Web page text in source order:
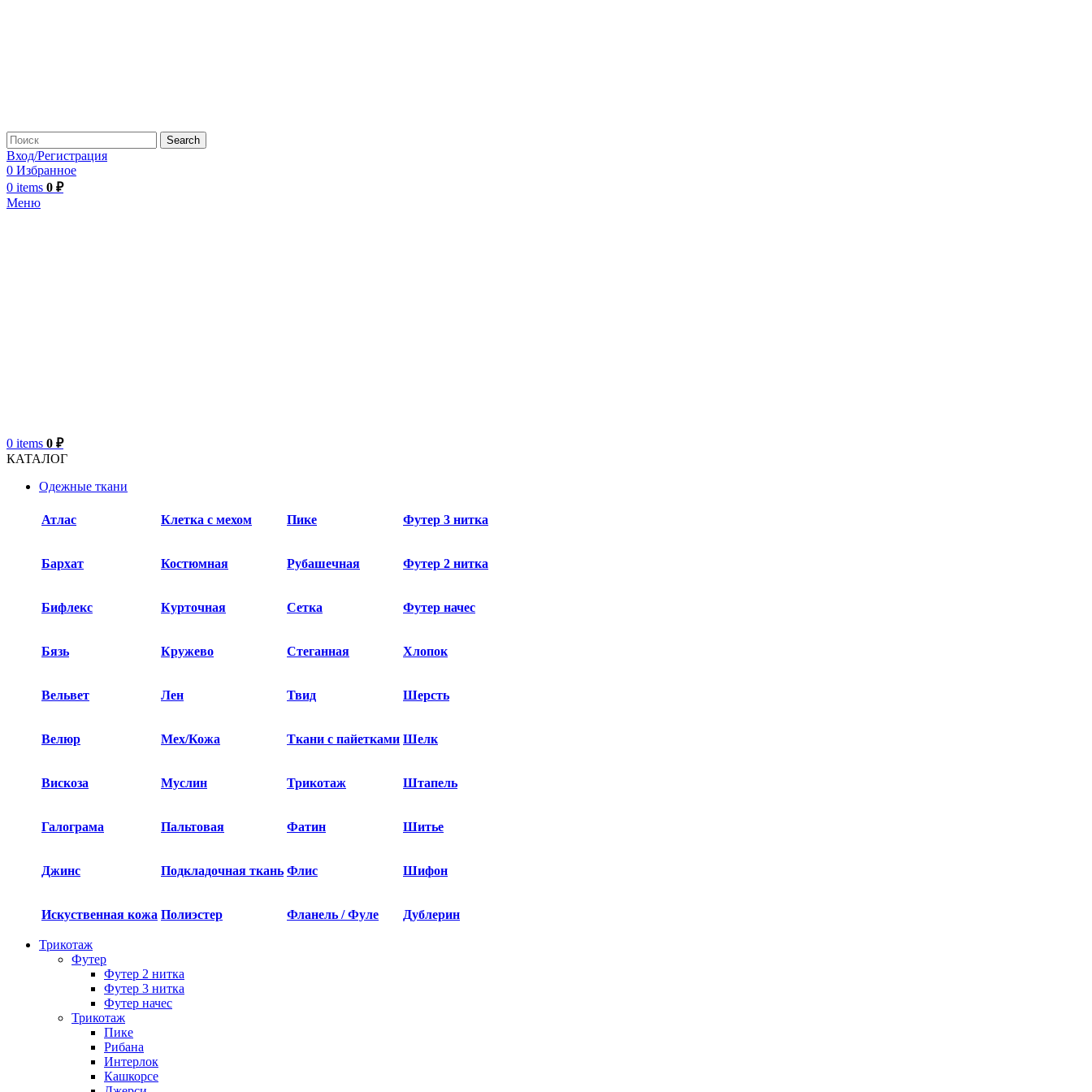
Search
Вход/Регистрация
0 Избранное
0 items 0 ₽
Меню
0 items 0 ₽
КАТАЛОГ
Одежные ткани
Атлас Клетка с мехом Пике Футер 3 нитка
Бархат​ Костюмная Рубашечная Футер 2 нитка
Бифлекс Курточная Сетка Футер начес
Бязь Кружево Стеганная Хлопок
Вельвет Лен Твид Шерсть
Велюр Мех/Кожа Ткани с пайетками Шелк
Вискоза Муслин Трикотаж Штапель
Галограма Пальтовая Фатин Шитье
Джинс Подкладочная ткань Флис Шифон
Искуственная кожа Полиэстер Фланель / Фуле Дублерин
Трикотаж
Футер
Футер 2 нитка​
Футер 3 нитка​
Футер начес
Трикотаж
Пике
Рибана
Интерлок
Кашкорсе